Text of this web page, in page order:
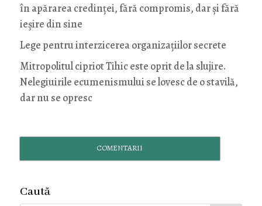
în apărarea credinței, fără compromis, dar și fără
ieșire din sine
Lege pentru interzicerea organizaţiilor secrete
Mitropolitul cipriot Tihic este oprit de la slujire.
Nelegiuirile ecumenismului se lovesc de o stavilă,
dar nu se opresc
COMENTARII
Caută